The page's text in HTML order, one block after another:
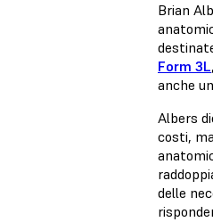
Brian
Form 3L
anche
Albers
costi,
delle